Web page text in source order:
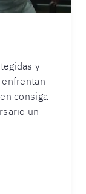
y
consiga
un